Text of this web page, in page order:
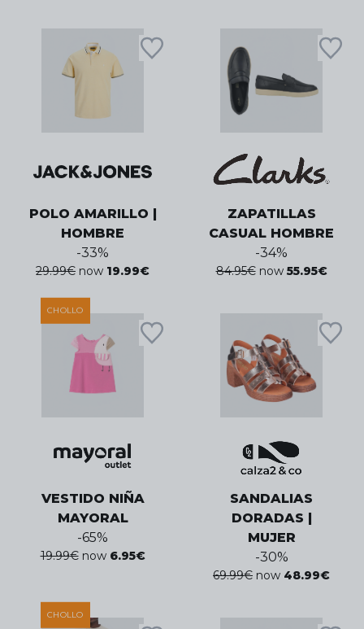
POLO AMARILLO |
HOMBRE
-33%
29.99€ now 19.99€
ZAPATILLAS
CASUAL HOMBRE
-34%
84.95€ now 55.95€
CHOLLO
VESTIDO NIÑA
MAYORAL
-65%
19.99€ now 6.95€
SANDALIAS
DORADAS |
MUJER
-30%
69.99€ now 48.99€
CHOLLO